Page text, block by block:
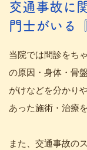
交通事故に
門士がいる
当院では問診をち
の原因・身体・骨
がけなどを分かり
あった施術・治療
また、交通事故の